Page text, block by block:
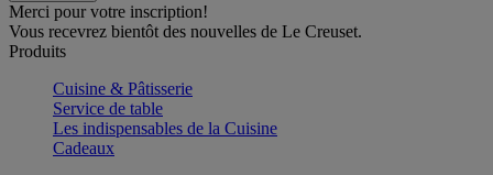
Merci pour votre inscription!
Vous recevrez bientôt des nouvelles de Le Creuset.
Produits
Cuisine & Pâtisserie
Service de table
Les indispensables de la Cuisine
Cadeaux